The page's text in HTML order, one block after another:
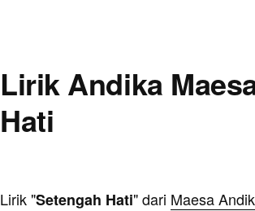
Lirik Andika
Hati
Lirik "Setengah Hati" dari Maesa